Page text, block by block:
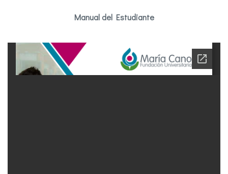
Manual del Estudiante